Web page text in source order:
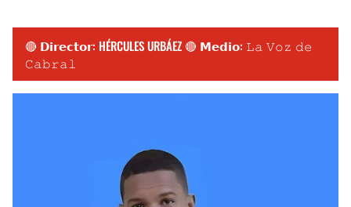
🔴 𝗗𝗶𝗿𝗲𝗰𝘁𝗼𝗿: HÉRCULES URBÁEZ 🔴 𝗠𝗲𝗱𝗶𝗼: 𝙻𝚊 𝚅𝚘𝚣 𝚍𝚎
𝙲𝚊𝚋𝚛𝚊𝚕